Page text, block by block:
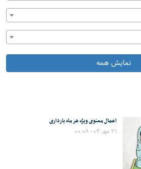
نمایش همه
اعمال معنوی ویژه هر ماه بارداری
۲۱ مهر ۰۴ - ۰۰:۰۸